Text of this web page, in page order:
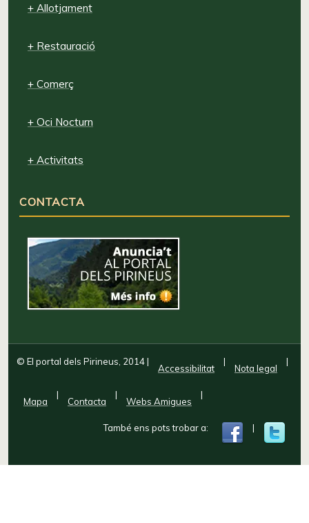
+ Allotjament
+ Restauració
+ Comerç
+ Oci Nocturn
+ Activitats
CONTACTA
© El portal dels Pirineus, 2014|
Accessibilitat
|
Nota legal
|
Mapa
|
Contacta
|
Webs Amigues
|
També ens pots trobar a: |